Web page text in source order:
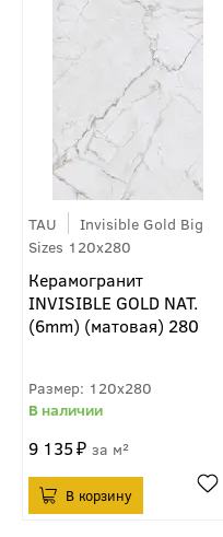
TAU
Invisible Gold Big
Sizes 120x280
Керамогранит
INVISIBLE GOLD NAT.
(6mm) (матовая) 280
120x280
9 135 м²